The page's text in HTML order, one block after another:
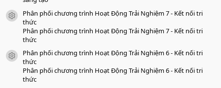
icon tài liệu
Phân phối chương trình Hoạt Động Trải Nghiệm 7 - Kết nối tri
thức
Phân phối chương trình Hoạt Động Trải Nghiệm 7 - Kết nối tri
thức
icon tài liệu
Phân phối chương trình Hoạt Động Trải Nghiệm 6 - Kết nối tri
thức
Phân phối chương trình Hoạt Động Trải Nghiệm 6 - Kết nối tri
thức